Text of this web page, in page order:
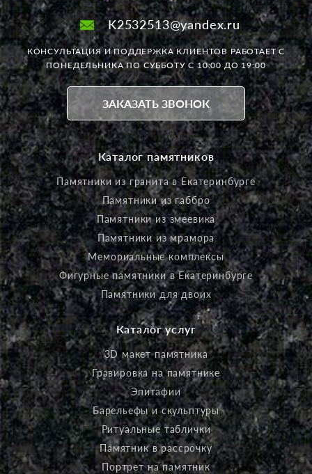
K2532513@yandex.ru
КОНСУЛЬТАЦИЯ И ПОДДЕРЖКА КЛИЕНТОВ РАБОТАЕТС
ПОНЕДЕЛЬНИКА ПО СУББОТУ С 10:00 ДО 19:00
ЗАКАЗАТЬ ЗВОНОК
Каталог памятников
Памятники из гранита в Екатеринбурге
Памятники из габбро
Памятники из змеевика
Памятники из мрамора
Мемориальные комплексы
Фигурные памятники в Екатеринбурге
Памятники для двоих
Каталог услуг
3D макет памятника
Гравировка на памятнике
Эпитафии
Барельефы и скульптуры
Ритуальные таблички
Памятник в рассрочку
Портрет на памятник